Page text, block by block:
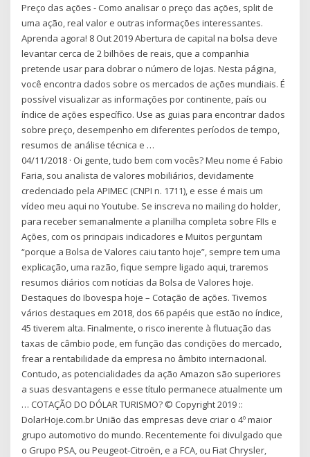
Preço das ações - Como analisar o preço das ações, split de
uma ação, real valor e outras informações interessantes.
Aprenda agora! 8 Out 2019 Abertura de capital na bolsa deve
levantar cerca de 2 bilhões de reais, que a companhia
pretende usar para dobrar o número de lojas. Nesta página,
você encontra dados sobre os mercados de ações mundiais. É
possível visualizar as informações por continente, país ou
índice de ações específico. Use as guias para encontrar dados
sobre preço, desempenho em diferentes períodos de tempo,
resumos de análise técnica e …
04/11/2018 · Oi gente, tudo bem com vocês? Meu nome é Fabio
Faria, sou analista de valores mobiliários, devidamente
credenciado pela APIMEC (CNPI n. 1711), e esse é mais um
vídeo meu aqui no Youtube. Se inscreva no mailing do holder,
para receber semanalmente a planilha completa sobre FIIs e
Ações, com os principais indicadores e Muitos perguntam
“porque a Bolsa de Valores caiu tanto hoje”, sempre tem uma
explicação, uma razão, fique sempre ligado aqui, traremos
resumos diários com notícias da Bolsa de Valores hoje.
Destaques do Ibovespa hoje – Cotação de ações. Tivemos
vários destaques em 2018, dos 66 papéis que estão no índice,
45 tiverem alta. Finalmente, o risco inerente à flutuação das
taxas de câmbio pode, em função das condições do mercado,
frear a rentabilidade da empresa no âmbito internacional.
Contudo, as potencialidades da ação Amazon são superiores
a suas desvantagens e esse título permanece atualmente um
… COTAÇÃO DO DÓLAR TURISMO? © Copyright 2019 ::
DolarHoje.com.br União das empresas deve criar o 4º maior
grupo automotivo do mundo. Recentemente foi divulgado que
o Grupo PSA, ou Peugeot-Citroën, e a FCA, ou Fiat Chrysler,